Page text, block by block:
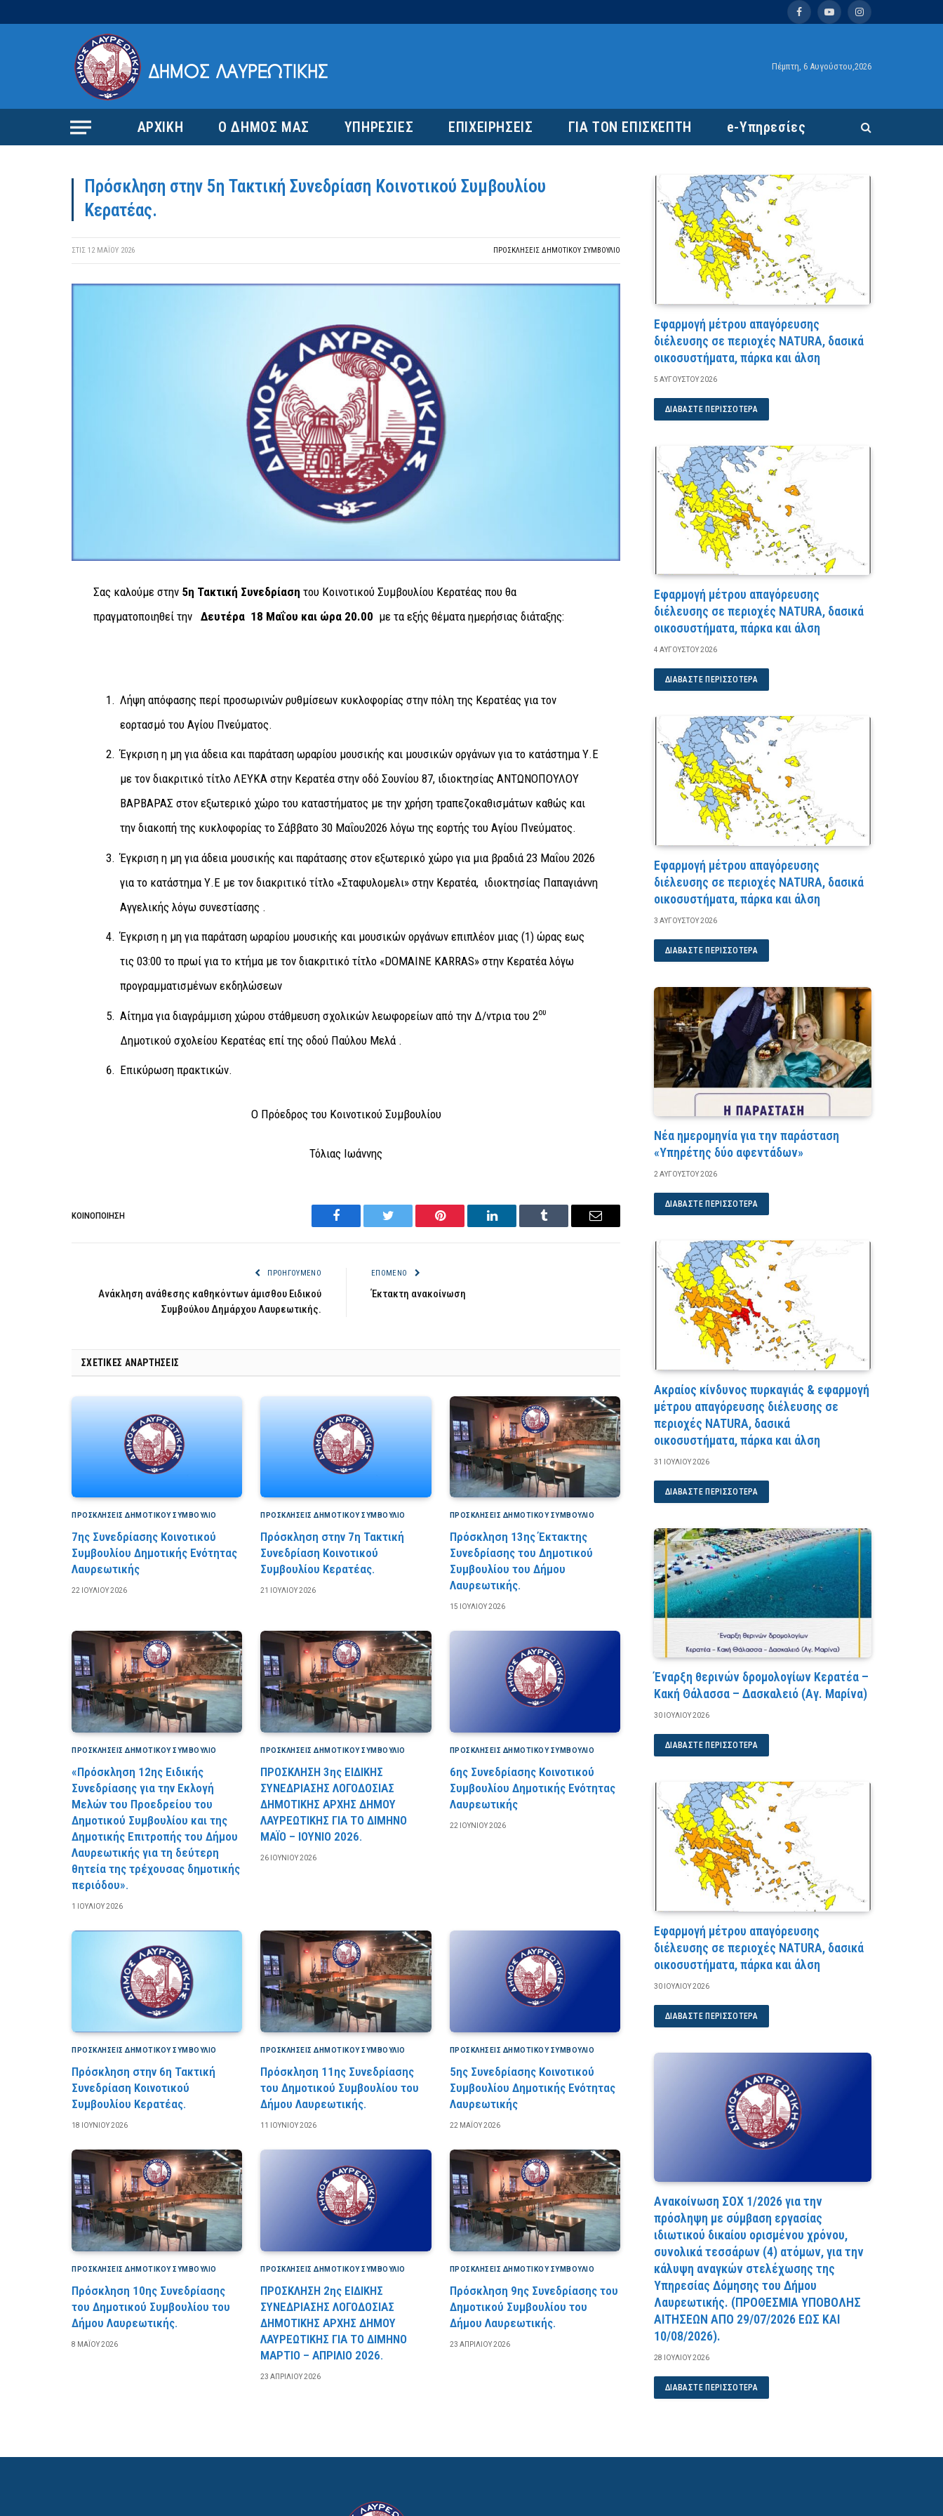
FacebookYouTubeInstagram
Πέμπτη, 6 Αυγούστου,2026
ΑΡΧΙΚΗ Ο ΔΗΜΟΣ ΜΑΣ ΥΠΗΡΕΣΙΕΣ ΕΠΙΧΕΙΡΗΣΕΙΣ ΓΙΑ ΤΟΝ ΕΠΙΣΚΕΠΤΗ e-Υπηρεσίες
Πρόσκληση στην 5η Τακτική Συνεδρίαση Κοινοτικού Συμβουλίου
Κερατέας.
ΣΤΙΣ 12 ΜΑΪ́ΟΥ 2026 ΠΡΟΣΚΛΉΣΕΙΣ ΔΗΜΟΤΙΚΟΎ ΣΥΜΒΟΎΛΙΟ
Σας καλούμε στην 5η Τακτική Συνεδρίαση του Κοινοτικού Συμβουλίου Κερατέας που θα
πραγματοποιηθεί την Δευτέρα 18 Μαΐου και ώρα 20.00 με τα εξής θέματα ημερήσιας διάταξης:
Λήψη απόφασης περί προσωρινών ρυθμίσεων κυκλοφορίας στην πόλη της Κερατέας για τον
εορτασμό του Αγίου Πνεύματος.
Έγκριση η μη για άδεια και παράταση ωραρίου μουσικής και μουσικών οργάνων για το κατάστημα Υ.Ε
με τον διακριτικό τίτλο ΛΕΥΚΑ στην Κερατέα στην οδό Σουνίου 87, ιδιοκτησίας ΑΝΤΩΝΟΠΟΥΛΟΥ
ΒΑΡΒΑΡΑΣ στον εξωτερικό χώρο του καταστήματος με την χρήση τραπεζοκαθισμάτων καθώς και
την διακοπή της κυκλοφορίας το Σάββατο 30 Μαΐου2026 λόγω της εορτής του Αγίου Πνεύματος.
Έγκριση η μη για άδεια μουσικής και παράτασης στον εξωτερικό χώρο για μια βραδιά 23 Μαΐου 2026
για το κατάστημα Υ.Ε με τον διακριτικό τίτλο «Σταφυλομελι» στην Κερατέα, ιδιοκτησίας Παπαγιάννη
Αγγελικής λόγω συνεστίασης .
Έγκριση η μη για παράταση ωραρίου μουσικής και μουσικών οργάνων επιπλέον μιας (1) ώρας εως
τις 03:00 το πρωί για το κτήμα με τον διακριτικό τίτλο «DOMAINE KARRAS» στην Κερατέα λόγω
προγραμματισμένων εκδηλώσεων
Αίτημα για διαγράμμιση χώρου στάθμευση σχολικών λεωφορείων από την Δ/ντρια του 2ου
Δημοτικού σχολείου Κερατέας επί της οδού Παύλου Μελά .
Επικύρωση πρακτικών.
Ο Πρόεδρος του Κοινοτικού Συμβουλίου
Τόλιας Ιωάννης
ΚΟΙΝΟΠΟΊΗΣΗ
Facebook Twitter Pinterest LinkedIn Tumblr Email
ΠΡΟΗΓΟΎΜΕΝΟ
Ανάκληση ανάθεσης καθηκόντων άμισθου Ειδικού
Συμβούλου Δημάρχου Λαυρεωτικής.
ΕΠΌΜΕΝΟ
Έκτακτη ανακοίνωση
ΣΧΕΤΙΚΈΣ ΑΝΑΡΤΉΣΕΙΣ
ΠΡΟΣΚΛΉΣΕΙΣ ΔΗΜΟΤΙΚΟΎ ΣΥΜΒΟΎΛΙΟ
7ης Συνεδρίασης Κοινοτικού
Συμβουλίου Δημοτικής Ενότητας
Λαυρεωτικής
22 ΙΟΥΛΊΟΥ 2026
ΠΡΟΣΚΛΉΣΕΙΣ ΔΗΜΟΤΙΚΟΎ ΣΥΜΒΟΎΛΙΟ
Πρόσκληση στην 7η Τακτική
Συνεδρίαση Κοινοτικού
Συμβουλίου Κερατέας.
21 ΙΟΥΛΊΟΥ 2026
ΠΡΟΣΚΛΉΣΕΙΣ ΔΗΜΟΤΙΚΟΎ ΣΥΜΒΟΎΛΙΟ
Πρόσκληση 13ης Έκτακτης
Συνεδρίασης του Δημοτικού
Συμβουλίου του Δήμου
Λαυρεωτικής.
15 ΙΟΥΛΊΟΥ 2026
ΠΡΟΣΚΛΉΣΕΙΣ ΔΗΜΟΤΙΚΟΎ ΣΥΜΒΟΎΛΙΟ
«Πρόσκληση 12ης Ειδικής
Συνεδρίασης για την Εκλογή
Μελών του Προεδρείου του
Δημοτικού Συμβουλίου και της
Δημοτικής Επιτροπής του Δήμου
Λαυρεωτικής για τη δεύτερη
θητεία της τρέχουσας δημοτικής
περιόδου».
1 ΙΟΥΛΊΟΥ 2026
ΠΡΟΣΚΛΉΣΕΙΣ ΔΗΜΟΤΙΚΟΎ ΣΥΜΒΟΎΛΙΟ
ΠΡΟΣΚΛΗΣΗ 3ης ΕΙΔΙΚΗΣ
ΣΥΝΕΔΡΙΑΣΗΣ ΛΟΓΟΔΟΣΙΑΣ
ΔΗΜΟΤΙΚΗΣ ΑΡΧΗΣ ΔΗΜΟΥ
ΛΑΥΡΕΩΤΙΚΗΣ ΓΙΑ ΤΟ ΔΙΜΗΝΟ
ΜΑΪΟ – ΙΟΥΝΙΟ 2026.
26 ΙΟΥΝΊΟΥ 2026
ΠΡΟΣΚΛΉΣΕΙΣ ΔΗΜΟΤΙΚΟΎ ΣΥΜΒΟΎΛΙΟ
6ης Συνεδρίασης Κοινοτικού
Συμβουλίου Δημοτικής Ενότητας
Λαυρεωτικής
22 ΙΟΥΝΊΟΥ 2026
ΠΡΟΣΚΛΉΣΕΙΣ ΔΗΜΟΤΙΚΟΎ ΣΥΜΒΟΎΛΙΟ
Πρόσκληση στην 6η Τακτική
Συνεδρίαση Κοινοτικού
Συμβουλίου Κερατέας.
18 ΙΟΥΝΊΟΥ 2026
ΠΡΟΣΚΛΉΣΕΙΣ ΔΗΜΟΤΙΚΟΎ ΣΥΜΒΟΎΛΙΟ
Πρόσκληση 11ης Συνεδρίασης
του Δημοτικού Συμβουλίου του
Δήμου Λαυρεωτικής.
11 ΙΟΥΝΊΟΥ 2026
ΠΡΟΣΚΛΉΣΕΙΣ ΔΗΜΟΤΙΚΟΎ ΣΥΜΒΟΎΛΙΟ
5ης Συνεδρίασης Κοινοτικού
Συμβουλίου Δημοτικής Ενότητας
Λαυρεωτικής
22 ΜΑΪ́ΟΥ 2026
ΠΡΟΣΚΛΉΣΕΙΣ ΔΗΜΟΤΙΚΟΎ ΣΥΜΒΟΎΛΙΟ
Πρόσκληση 10ης Συνεδρίασης
του Δημοτικού Συμβουλίου του
Δήμου Λαυρεωτικής.
8 ΜΑΪ́ΟΥ 2026
ΠΡΟΣΚΛΉΣΕΙΣ ΔΗΜΟΤΙΚΟΎ ΣΥΜΒΟΎΛΙΟ
ΠΡΟΣΚΛΗΣΗ 2ης ΕΙΔΙΚΗΣ
ΣΥΝΕΔΡΙΑΣΗΣ ΛΟΓΟΔΟΣΙΑΣ
ΔΗΜΟΤΙΚΗΣ ΑΡΧΗΣ ΔΗΜΟΥ
ΛΑΥΡΕΩΤΙΚΗΣ ΓΙΑ ΤΟ ΔΙΜΗΝΟ
ΜΑΡΤΙΟ – ΑΠΡΙΛΙΟ 2026.
23 ΑΠΡΙΛΊΟΥ 2026
ΠΡΟΣΚΛΉΣΕΙΣ ΔΗΜΟΤΙΚΟΎ ΣΥΜΒΟΎΛΙΟ
Πρόσκληση 9ης Συνεδρίασης του
Δημοτικού Συμβουλίου του
Δήμου Λαυρεωτικής.
23 ΑΠΡΙΛΊΟΥ 2026
Εφαρμογή μέτρου απαγόρευσης
διέλευσης σε περιοχές NATURA, δασικά
οικοσυστήματα, πάρκα και άλση
5 ΑΥΓΟΎΣΤΟΥ 2026
ΔΙΑΒΆΣΤΕ ΠΕΡΙΣΣΌΤΕΡΑ
Εφαρμογή μέτρου απαγόρευσης
διέλευσης σε περιοχές NATURA, δασικά
οικοσυστήματα, πάρκα και άλση
4 ΑΥΓΟΎΣΤΟΥ 2026
ΔΙΑΒΆΣΤΕ ΠΕΡΙΣΣΌΤΕΡΑ
Εφαρμογή μέτρου απαγόρευσης
διέλευσης σε περιοχές NATURA, δασικά
οικοσυστήματα, πάρκα και άλση
3 ΑΥΓΟΎΣΤΟΥ 2026
ΔΙΑΒΆΣΤΕ ΠΕΡΙΣΣΌΤΕΡΑ
Νέα ημερομηνία για την παράσταση
«Υπηρέτης δύο αφεντάδων»
2 ΑΥΓΟΎΣΤΟΥ 2026
ΔΙΑΒΆΣΤΕ ΠΕΡΙΣΣΌΤΕΡΑ
Ακραίος κίνδυνος πυρκαγιάς & εφαρμογή
μέτρου απαγόρευσης διέλευσης σε
περιοχές NATURA, δασικά
οικοσυστήματα, πάρκα και άλση
31 ΙΟΥΛΊΟΥ 2026
ΔΙΑΒΆΣΤΕ ΠΕΡΙΣΣΌΤΕΡΑ
Έναρξη θερινών δρομολογίων Κερατέα –
Κακή Θάλασσα – Δασκαλειό (Αγ. Μαρίνα)
30 ΙΟΥΛΊΟΥ 2026
ΔΙΑΒΆΣΤΕ ΠΕΡΙΣΣΌΤΕΡΑ
Εφαρμογή μέτρου απαγόρευσης
διέλευσης σε περιοχές NATURA, δασικά
οικοσυστήματα, πάρκα και άλση
30 ΙΟΥΛΊΟΥ 2026
ΔΙΑΒΆΣΤΕ ΠΕΡΙΣΣΌΤΕΡΑ
Ανακοίνωση ΣΟΧ 1/2026 για την
πρόσληψη με σύμβαση εργασίας
ιδιωτικού δικαίου ορισμένου χρόνου,
συνολικά τεσσάρων (4) ατόμων, για την
κάλυψη αναγκών στελέχωσης της
Υπηρεσίας Δόμησης του Δήμου
Λαυρεωτικής. (ΠPOΘEΣMIA YΠOBOΛHΣ
AITHΣEΩN AΠO 29/07/2026 EΩΣ KAI
10/08/2026).
28 ΙΟΥΛΊΟΥ 2026
ΔΙΑΒΆΣΤΕ ΠΕΡΙΣΣΌΤΕΡΑ